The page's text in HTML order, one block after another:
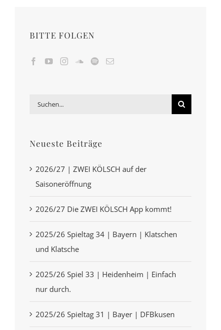
BITTE FOLGEN
Suche
Neueste Beiträge
2026/27 | ZWEI KÖLSCH auf der
Saisoneröffnung
2026/27 Die ZWEI KÖLSCH App kommt!
2025/26 Spieltag 34 | Bayern | Klatschen
und Klatsche
2025/26 Spiel 33 | Heidenheim | Einfach
nur durch.
2025/26 Spieltag 31 | Bayer | DFBkusen